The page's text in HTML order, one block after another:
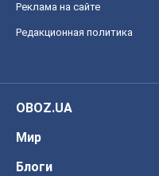
Реклама на сайте
Редакционная политика
OBOZ.UA
Мир
Блоги